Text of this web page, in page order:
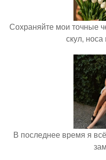
Сохраняйте мои точные
скул, носа
В последнее время я